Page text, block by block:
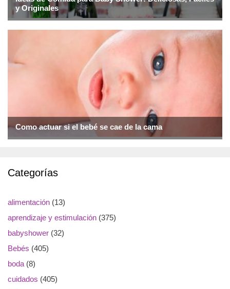
y Originales
Como actuar si el bebé se cae de la cama
Categorías
alimentación (13)
aprendizaje y estimulación (375)
babyshower (32)
Bebés (405)
boda (8)
cuidados (405)